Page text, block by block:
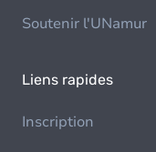
Soutenir l'UNamur
Liens rapides
Inscription